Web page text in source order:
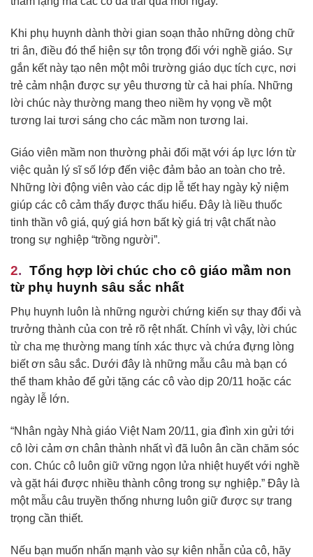
Khi phụ huynh dành thời gian soạn thảo những dòng chữ
tri ân, điều đó thể hiện sự tôn trọng đối với nghề giáo. Sự
gắn kết này tạo nên một môi trường giáo dục tích cực, nơi
trẻ cảm nhận được sự yêu thương từ cả hai phía. Những
lời chúc này thường mang theo niềm hy vọng về một
tương lai tươi sáng cho các mầm non tương lai.
Giáo viên mầm non thường phải đối mặt với áp lực lớn từ
việc quản lý sĩ số lớp đến việc đảm bảo an toàn cho trẻ.
Những lời động viên vào các dịp lễ tết hay ngày kỷ niệm
giúp các cô cảm thấy được thấu hiểu. Đây là liều thuốc
tinh thần vô giá, quý giá hơn bất kỳ giá trị vật chất nào
trong sự nghiệp “trồng người”.
Tổng hợp lời chúc cho cô giáo mầm non
từ phụ huynh sâu sắc nhất
Phụ huynh luôn là những người chứng kiến sự thay đổi và
trưởng thành của con trẻ rõ rệt nhất. Chính vì vậy, lời chúc
từ cha mẹ thường mang tính xác thực và chứa đựng lòng
biết ơn sâu sắc. Dưới đây là những mẫu câu mà bạn có
thể tham khảo để gửi tặng các cô vào dịp 20/11 hoặc các
ngày lễ lớn.
“Nhân ngày Nhà giáo Việt Nam 20/11, gia đình xin gửi tới
cô lời cảm ơn chân thành nhất vì đã luôn ân cần chăm sóc
con. Chúc cô luôn giữ vững ngọn lửa nhiệt huyết với nghề
và gặt hái được nhiều thành công trong sự nghiệp.” Đây là
một mẫu câu truyền thống nhưng luôn giữ được sự trang
trọng cần thiết.
Nếu bạn muốn nhấn mạnh vào sự kiên nhẫn của cô, hãy